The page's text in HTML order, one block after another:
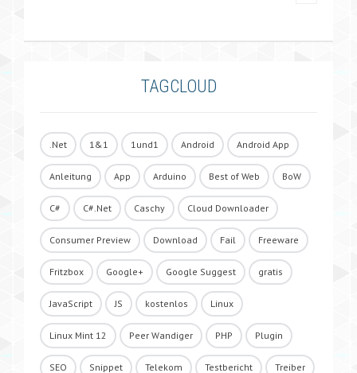
TAGCLOUD
.Net 1&1 1und1 Android Android App
Anleitung App Arduino Best of Web BoW
C# C#.Net Caschy Cloud Downloader
Consumer Preview Download Fail Freeware
Fritzbox Google+ Google Suggest gratis
JavaScript JS kostenlos Linux
Linux Mint 12 Peer Wandiger PHP Plugin
SEO Snippet Telekom Testbericht Treiber